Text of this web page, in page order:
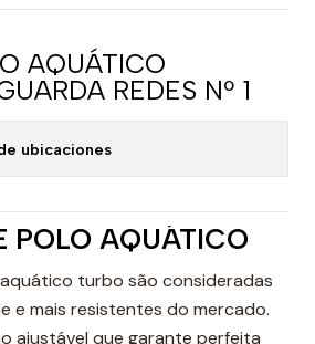
AQUÁTICO
REDES Nº 1
ubicaciones
POLO AQUÁTICO
turbo são consideradas
e mais resistentes do mercado.
ajustável que garante perfeita